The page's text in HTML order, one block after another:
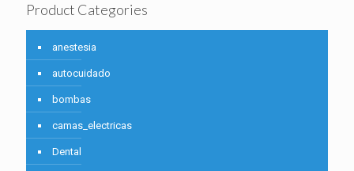
Product Categories
anestesia
autocuidado
bombas
camas_electricas
Dental